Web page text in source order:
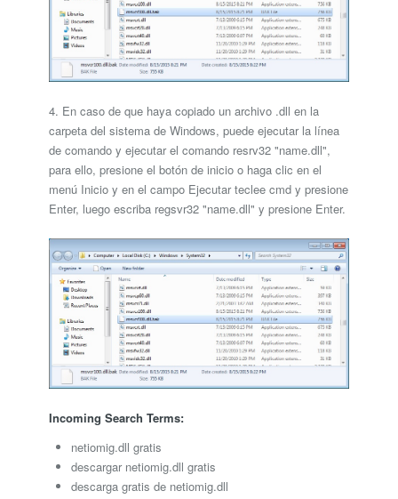
4. En caso de que haya copiado un archivo .dll en la
carpeta del sistema de Windows, puede ejecutar la línea
de comando y ejecutar el comando resrv32 "name.dll",
para ello, presione el botón de inicio o haga clic en el
menú Inicio y en el campo Ejecutar teclee cmd y presione
Enter, luego escriba regsvr32 "name.dll" y presione Enter.
Incoming Search Terms:
netiomig.dll gratis
descargar netiomig.dll gratis
descarga gratis de netiomig.dll